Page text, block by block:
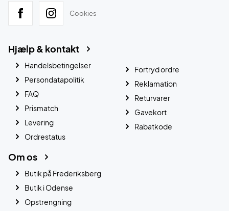
Cookies
Hjælp & kontakt
Handelsbetingelser
Persondatapolitik
FAQ
Prismatch
Levering
Ordrestatus
Fortryd ordre
Reklamation
Returvarer
Gavekort
Rabatkode
Om os
Butik på Frederiksberg
Butik i Odense
Opstrengning